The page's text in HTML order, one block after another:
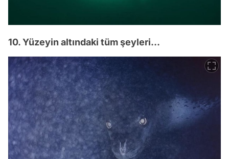
10. Yüzeyin altındaki tüm şeyleri...